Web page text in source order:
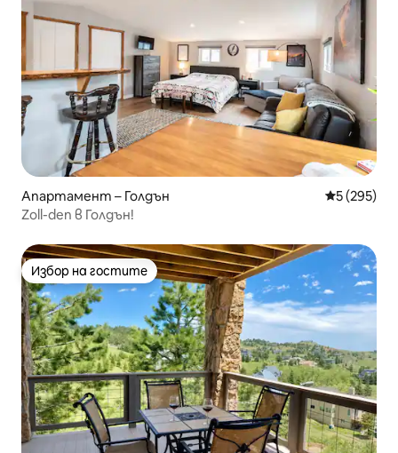
Апартамент – Голдън Средна
5 (295)
Zoll-den в Голдън!
Избор на гостите
Избор на гостите